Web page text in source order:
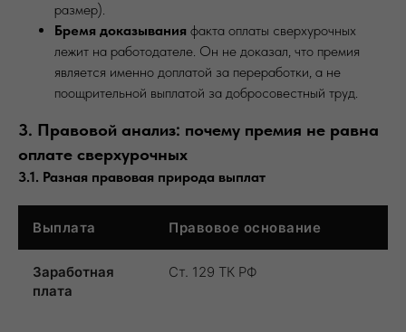
размер).
Бремя доказывания факта оплаты сверхурочных
лежит на работодателе. Он не доказал, что премия
является именно доплатой за переработки, а не
поощрительной выплатой за добросовестный труд.
3. Правовой анализ: почему премия не равна
оплате сверхурочных
3.1. Разная правовая природа выплат
Выплата Правовое основание
Заработная
плата
Ст. 129 ТК РФ